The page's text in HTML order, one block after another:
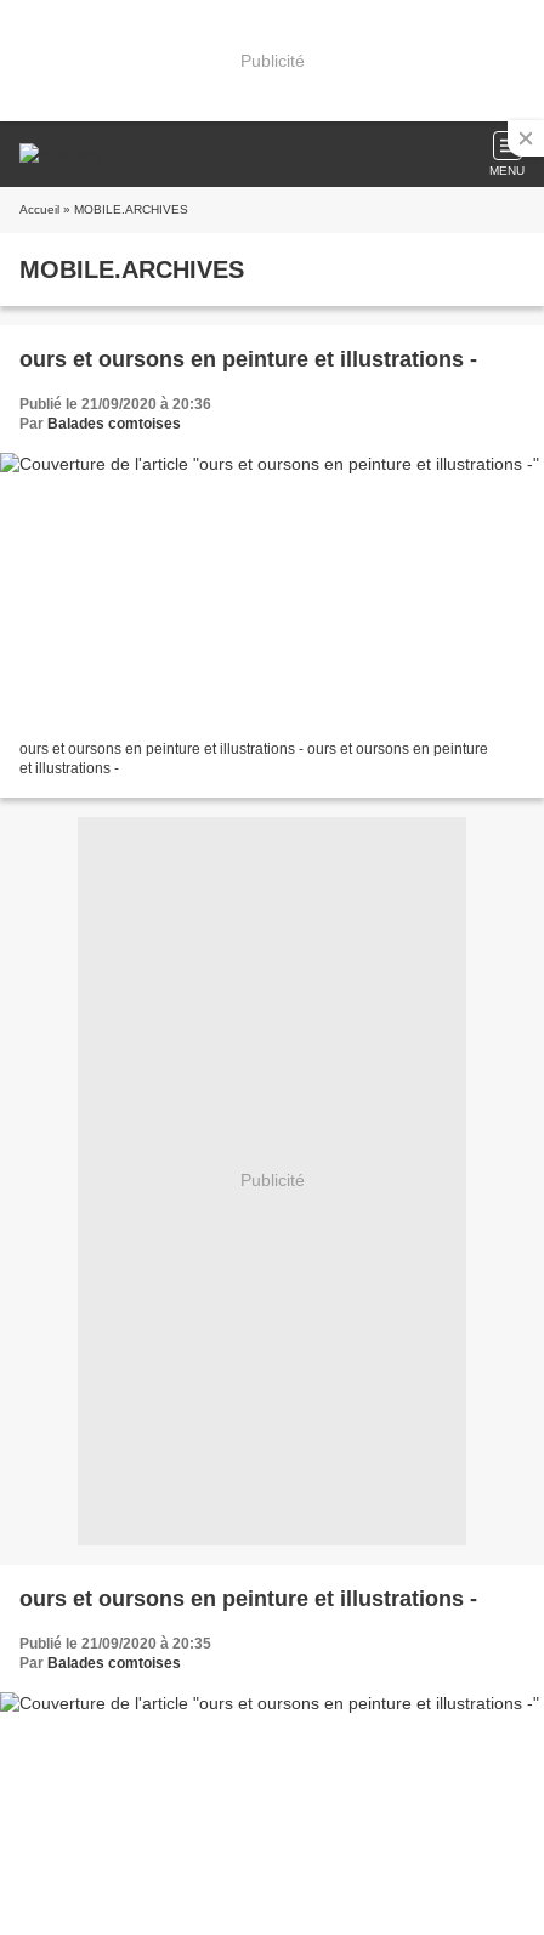
Publicité
MENU
Accueil » MOBILE.ARCHIVES
MOBILE.ARCHIVES
ours et oursons en peinture et illustrations -
Publié le 21/09/2020 à 20:36
Par Balades comtoises
ours et oursons en peinture et illustrations - ours et oursons en peinture
et illustrations -
Publicité
ours et oursons en peinture et illustrations -
Publié le 21/09/2020 à 20:35
Par Balades comtoises